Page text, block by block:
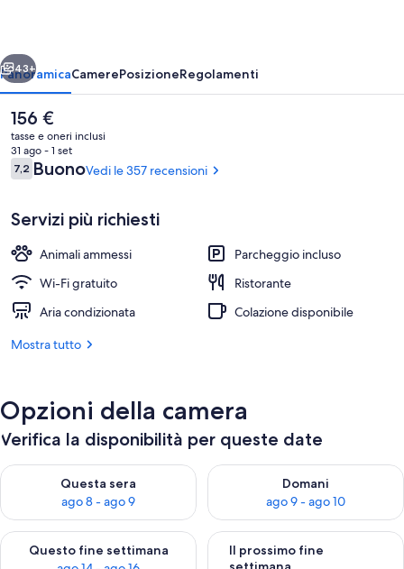
Terrazza panoramica
Avanti
43+
PanoramicaCamerePosizioneRegolamenti
Il
prezzo
attuale
è
156 €
156 €
tasse e oneri inclusi
31 ago - 1 set
Recensioni
7,27,2 su 10
BuonoVedi le 357 recensioni
Servizi più richiesti
Animali ammessi
Parcheggio incluso
Wi-Fi gratuito
Ristorante
Aria condizionata
Colazione disponibile
Mostra tutto
Opzioni della camera
Verifica la disponibilità per queste date
Questa sera
ago 8 - ago 9
Verifica la disponibilità per questa sera, ago 8 - ago 9
Domani
ago 9 - ago 10
Verifica la disponibilità per
Questo fine settimana
Verifica la disponibilità per questo fine settimana, ago 14 -
Il prossimo fine
Verifica la disponibilità per il